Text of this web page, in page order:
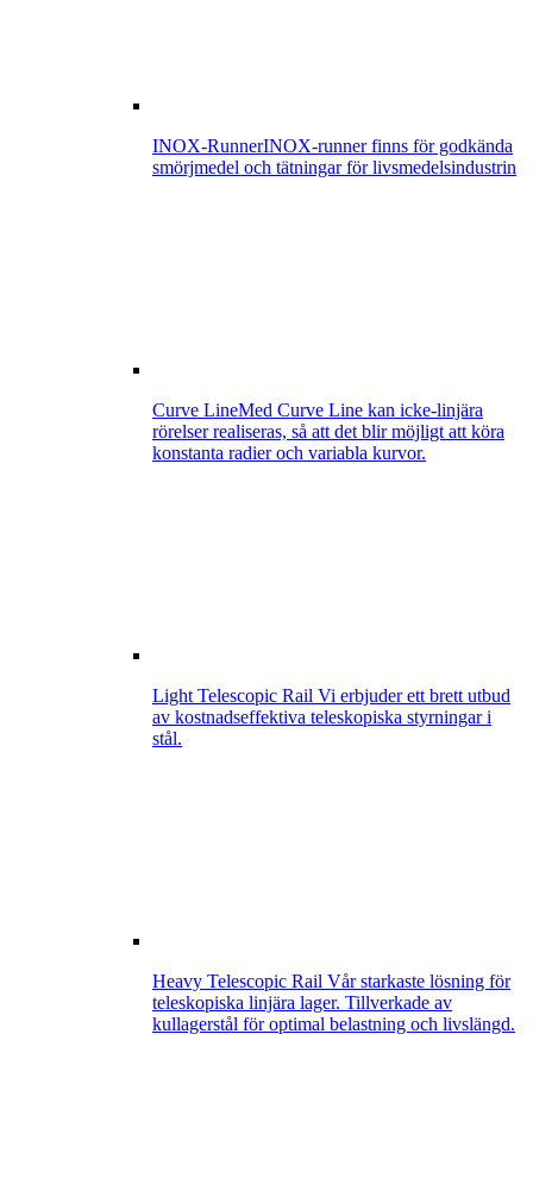
INOX-RunnerINOX-runner finns för godkända
smörjmedel och tätningar för livsmedelsindustrin
Curve LineMed Curve Line kan icke-linjära
rörelser realiseras, så att det blir möjligt att köra
konstanta radier och variabla kurvor.
Light Telescopic Rail Vi erbjuder ett brett utbud
av kostnadseffektiva teleskopiska styrningar i
stål.
Heavy Telescopic Rail Vår starkaste lösning för
teleskopiska linjära lager. Tillverkade av
kullagerstål för optimal belastning och livslängd.